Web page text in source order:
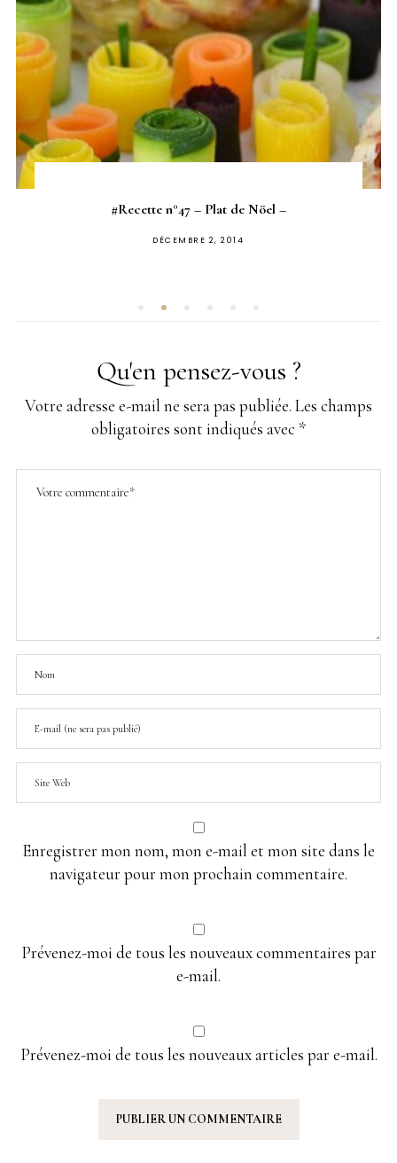
#Recette n°47 – Plat de Nöel –
PUBLIÉ
DÉCEMBRE 2, 2014
Qu'en pensez-vous ?
Votre adresse e-mail ne sera pas publiée. Les champs
obligatoires sont indiqués avec *
Enregistrer mon nom, mon e-mail et mon site dans le
navigateur pour mon prochain commentaire.
Prévenez-moi de tous les nouveaux commentaires par
e-mail.
Prévenez-moi de tous les nouveaux articles par e-mail.